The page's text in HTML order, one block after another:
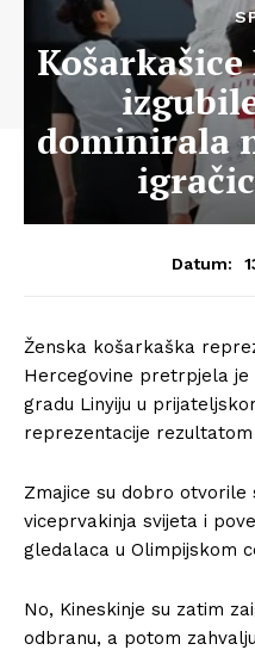
dominirala
Datum:
Ženska košarkaška
Hercegovine pretrpjela
gradu Linyiju u
reprezentacije rezultatom
Zmajice su dobro
viceprvakinja svijeta i
gledalaca u Olimpijskom
No, Kineskinje su zatim
odbranu, a potom